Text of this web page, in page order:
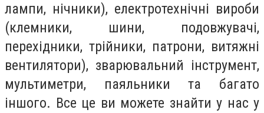
лампи, нічники), електротехнічні вироби
(клемники, шини, подовжувачі,
перехідники, трійники, патрони, витяжні
вентилятори), зварювальний інструмент,
мультиметри, паяльники та багато
іншого. Все це ви можете знайти у нас у